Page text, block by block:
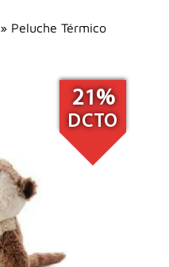
» Peluche Térmico
21%
DCTO